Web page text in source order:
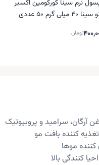
نرم سینا کورکومین اکسیر
40 میلی گرم 50 عددی
تومان
آرگان، سرامید و پروبیوتیک
کننده بافت مو
موها
کنندگی بالا